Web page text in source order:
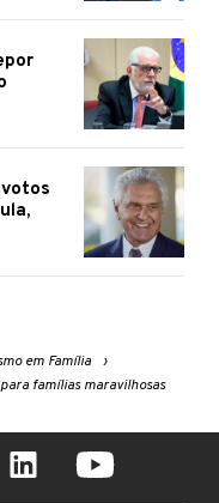
em Família
famílias maravilhosas